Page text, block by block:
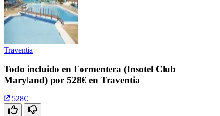
Traventia
Todo incluido en Formentera (Insotel Club
Maryland) por 528€ en Traventia
528€